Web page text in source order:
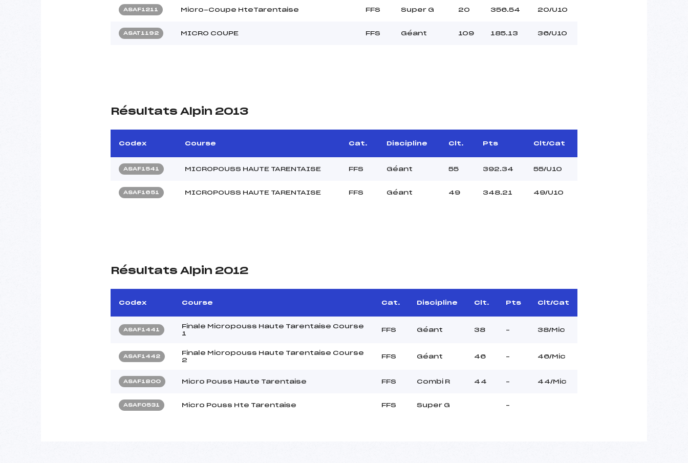
ASAF1211 Micro-Coupe HteTarentaise FFS Super G 20 356.54 20/U10
ASAT1192 MICRO COUPE FFS Géant 109 185.13 36/U10
Résultats Alpin 2013
Codex Course Cat. Discipline Clt. Pts Clt/Cat
ASAF1541 MICROPOUSS HAUTE TARENTAISE FFS Géant 55 392.34 55/U10
ASAF1651 MICROPOUSS HAUTE TARENTAISE FFS Géant 49 348.21 49/U10
Résultats Alpin 2012
Codex Course Cat. Discipline Clt. Pts Clt/Cat
ASAF1441
Finale Micropouss Haute Tarentaise Course
1
FFS Géant 38 – 38/Mic
ASAF1442
Finale Micropouss Haute Tarentaise Course
2
FFS Géant 46 – 46/Mic
ASAF1800 Micro Pouss Haute Tarentaise FFS Combi R 44 – 44/Mic
ASAF0531 Micro Pouss Hte Tarentaise FFS Super G –